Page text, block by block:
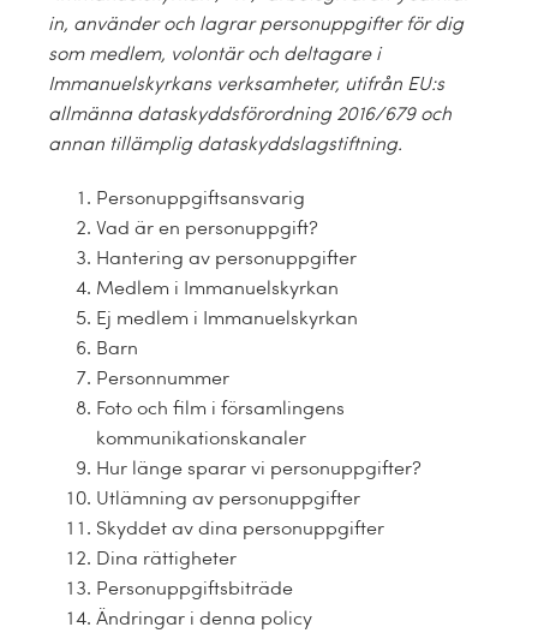
in, använder och lagrar personuppgifter för dig
som medlem, volontär och deltagare i
Immanuelskyrkans verksamheter, utifrån EU:s
allmänna dataskyddsförordning 2016/679 och
annan tillämplig dataskyddslagstiftning.
Personuppgiftsansvarig
Vad är en personuppgift?
Hantering av personuppgifter
Medlem i Immanuelskyrkan
Ej medlem i Immanuelskyrkan
Barn
Personnummer
Foto och film i församlingens
kommunikationskanaler
Hur länge sparar vi personuppgifter?
Utlämning av personuppgifter
Skyddet av dina personuppgifter
Dina rättigheter
Personuppgiftsbiträde
Ändringar i denna policy